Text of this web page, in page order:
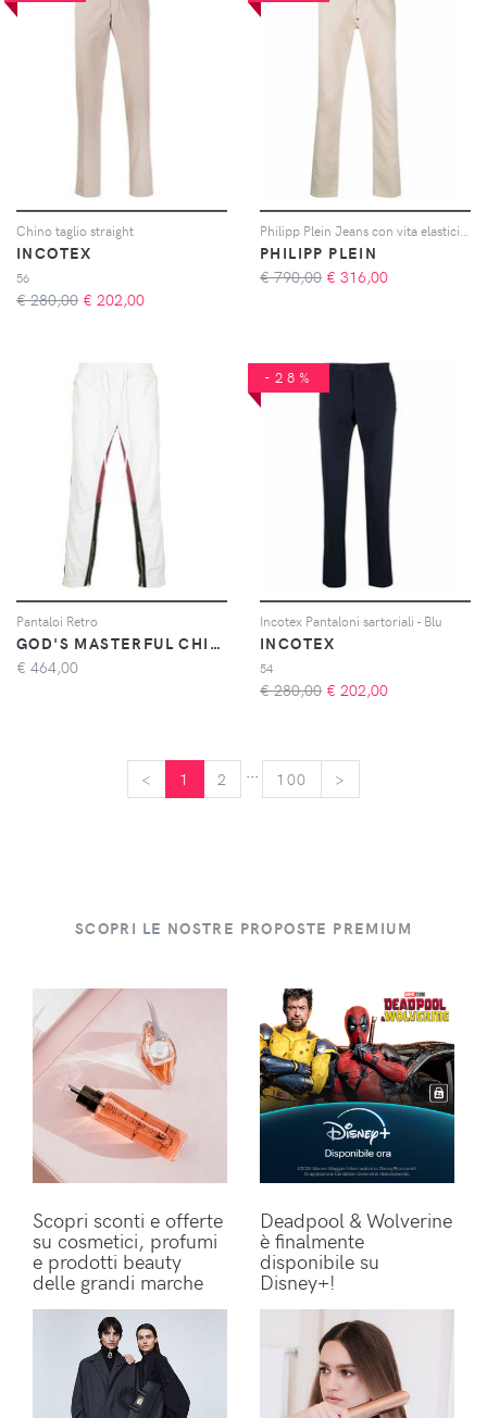
Chino taglio straight
INCOTEX
56
€ 280,00 € 202,00
PHILIPP PLEIN
€ 790,00 € 316,00
Pantaloi Retro
GOD'S MASTERFUL CHILDREN
€ 464,00
-28%
Incotex Pantaloni sartoriali - Blu
INCOTEX
54
€ 280,00 € 202,00
< 1 2 100 >
SCOPRI LE NOSTRE PROPOSTE PREMIUM
Scopri sconti e offerte
su cosmetici, profumi
e prodotti beauty
delle grandi marche
Deadpool & Wolverine
è finalmente
disponibile su
Disney+!